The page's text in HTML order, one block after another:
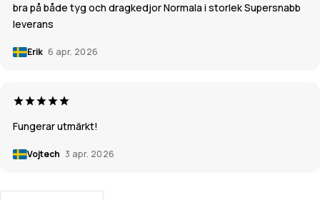
bra på både tyg och dragkedjor Normala i storlek Supersnabb
leverans
Erik 6 apr. 2026
Fungerar utmärkt!
Vojtech 3 apr. 2026